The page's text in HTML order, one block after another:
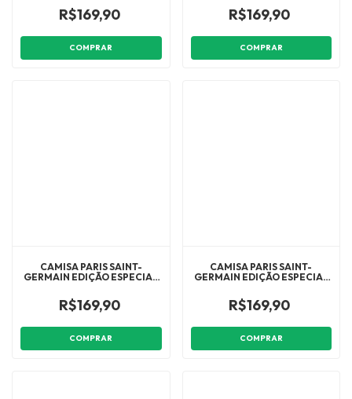
COM DETALHES EM PRETO E
BRANCO
R$169,90
COMPRAR
COM DETALHES EM PRETO E
BRANCO
R$169,90
COMPRAR
CAMISA PARIS SAINT-
GERMAIN EDIÇÃO ESPECIAL
MASCULINA - PRETA COM
DETALHES EM ROXO E
R$169,90
COMPRAR
CAMISA PARIS SAINT-
GERMAIN EDIÇÃO ESPECIAL
MASCULINA - AZUL COM
DETALHES EM BRANCO E
R$169,90
COMPRAR